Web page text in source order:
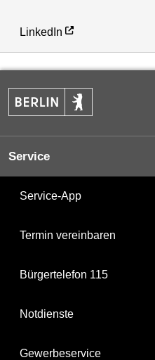
LinkedIn
Service
Service-App
Termin vereinbaren
Bürgertelefon 115
Notdienste
Gewerbeservice